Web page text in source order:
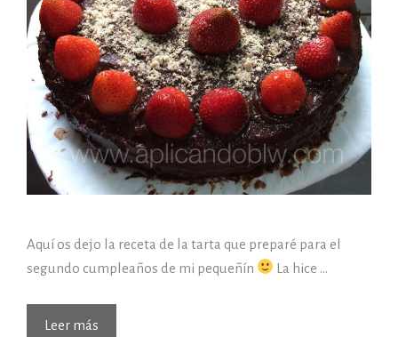
Aquí os dejo la receta de la tarta que preparé para el
segundo cumpleaños de mi pequeñín
La hice …
Leer más